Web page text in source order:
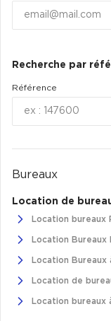
Bureaux privés
Bureaux privés à
Bureaux privés à
Plateaux opérés
Plateaux opérés à
Plateaux opérés à
Plateaux opérés à
Recherche par
Référence
Bureaux
Location de
Location bureaux
Location
Location Bureaux
Location de
Location bureaux